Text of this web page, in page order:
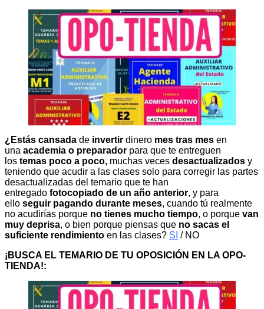
¿Estás cansada de invertir dinero mes tras mes en
una academia o preparador para que te entreguen
los temas poco a poco, muchas veces desactualizados y
teniendo que acudir a las clases solo para corregir las partes
desactualizadas del temario que te han
entregado fotocopiado de un año anterior, y para
ello seguir pagando durante meses, cuando tú realmente
no acudirías porque no tienes mucho tiempo, o porque van
muy deprisa, o bien porque piensas que no sacas el
suficiente rendimiento en las clases? SI / NO
¡BUSCA EL TEMARIO DE TU OPOSICIÓN EN LA OPO-
TIENDA!: